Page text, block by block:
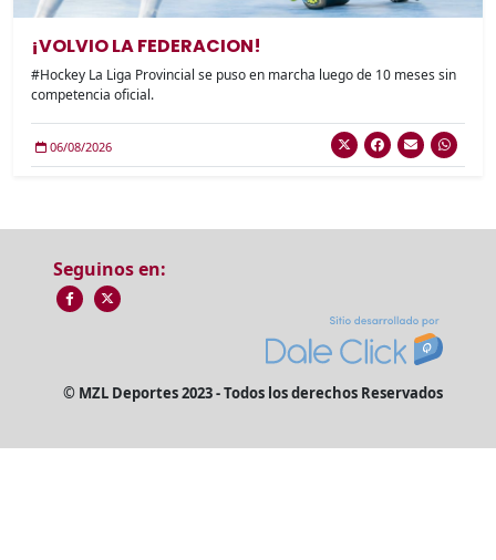
¡VOLVIO LA FEDERACION!
#Hockey La Liga Provincial se puso en marcha luego de 10 meses sin
competencia oficial.
06/08/2026
Seguinos en:
© MZL Deportes 2023 - Todos los derechos Reservados